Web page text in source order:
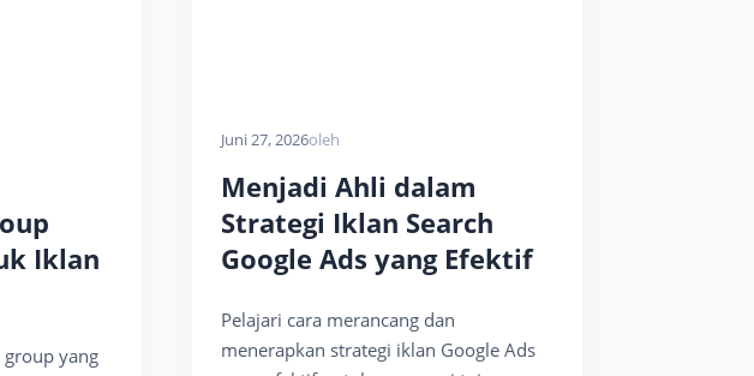
Iklan
yang
Juni 27, 2026oleh
Menjadi Ahli dalam
Strategi Iklan Search
Google Ads yang Efektif
Pelajari cara merancang dan
menerapkan strategi iklan Google Ads